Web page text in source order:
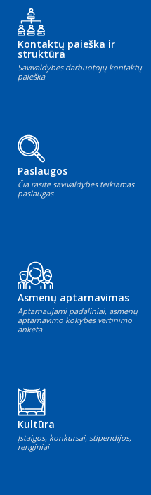
Kontaktų paieška ir
struktūra
Savivaldybės darbuotojų kontaktų
paieška
Paslaugos
Čia rasite savivaldybės teikiamas
paslaugas
Asmenų aptarnavimas
Aptarnaujami padaliniai, asmenų
aptarnavimo kokybės vertinimo
anketa
Kultūra
Įstaigos, konkursai, stipendijos,
renginiai